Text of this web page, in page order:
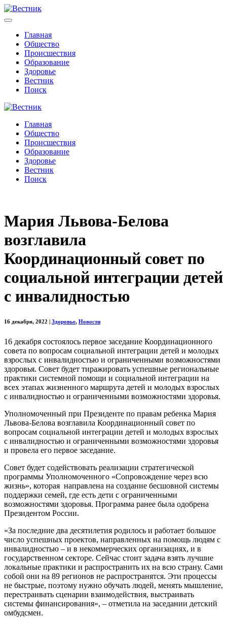
Главная
Общество
Происшествия
Образование
Здоровье
Вестник
Поиск
Главная
Общество
Происшествия
Образование
Здоровье
Вестник
Поиск
Мария Львова-Белова
возглавила
Координационный совет по
социальной интеграции детей
с инвалидностью
16 декабря, 2022 Здоровье, Новости
16 декабря состоялось первое заседание Координационного
совета по вопросам социальной интеграции детей и молодых
взрослых с инвалидностью и ограниченными возможностями
здоровья. Совет будет тиражировать успешные региональные
практики системной помощи и социальной интеграции на
всех этапах жизненного маршрута детей и молодых взрослых
с инвалидностью и ограниченными возможностями здоровья.
Уполномоченный при Президенте по правам ребенка Мария
Львова-Белова возглавила Координационный совет по
вопросам социальной интеграции детей и молодых взрослых
с инвалидностью и ограниченными возможностями здоровья
и провела его первое заседание.
Совет будет содействовать реализации стратегической
программы Уполномоченного «Сопровождение через всю
жизнь», которая направлена на создание бесшовной системы
поддержки семей, где есть дети с ограниченными
возможностями здоровья. Программа ранее была одобрена
Президентом России.
«За последние два десятилетия родилось и работает большое
число успешных проектов, направленных на помощь людям с
инвалидностью – и в некоммерческих организациях, и в
государственном секторе. Сейчас стоит задача взять лучшие
локальные практики и распространить их на всю страну. Сами
собой они на 89 регионов не распространятся. Эти процессы
не быстрые, поэтому нужно обучать людей, менять мышление,
перестраивать сценарии взаимодействия, выстраивать
системы финансирования», – отметила на заседании детский
омбудсмен.